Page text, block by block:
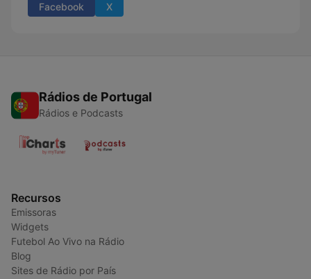
Facebook X
Rádios de Portugal
Rádios e Podcasts
Recursos
Emissoras
Widgets
Futebol Ao Vivo na Rádio
Blog
Sites de Rádio por País